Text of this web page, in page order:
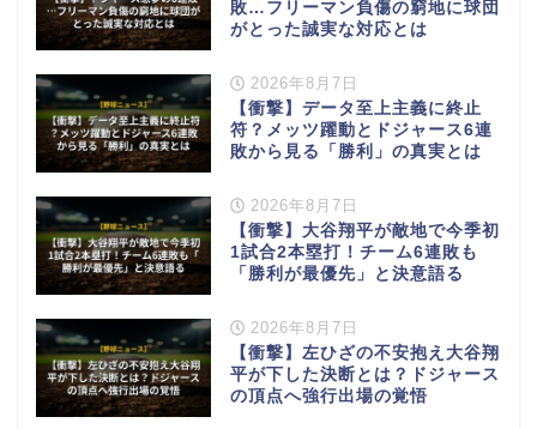
敗…フリーマン負傷の窮地に球団
がとった誠実な対応とは
2026年8月7日
【衝撃】データ至上主義に終止
符？メッツ躍動とドジャース6連
敗から見る「勝利」の真実とは
2026年8月7日
【衝撃】大谷翔平が敵地で今季初
1試合2本塁打！チーム6連敗も
「勝利が最優先」と決意語る
2026年8月7日
【衝撃】左ひざの不安抱え大谷翔
平が下した決断とは？ドジャース
の頂点へ強行出場の覚悟